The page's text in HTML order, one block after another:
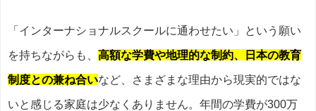
「インターナショナルスクールに通わせたい」という願い
を持ちながらも、 高額な学費や地理的な制約、日本の教育
制度との兼ね合いなど、さまざまな理由から現実的ではな
いと感じる家庭は少なくありません。年間の学費が300万